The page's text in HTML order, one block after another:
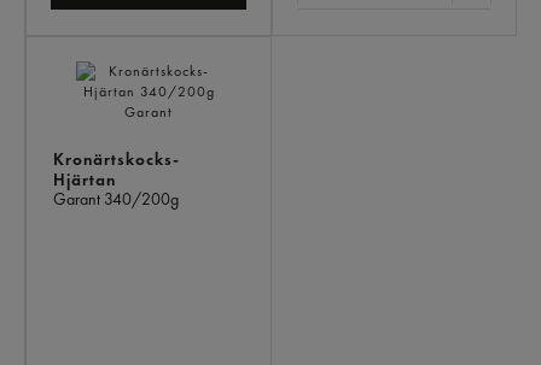
Kronärtskocks-
Hjärtan
Garant 340/200g